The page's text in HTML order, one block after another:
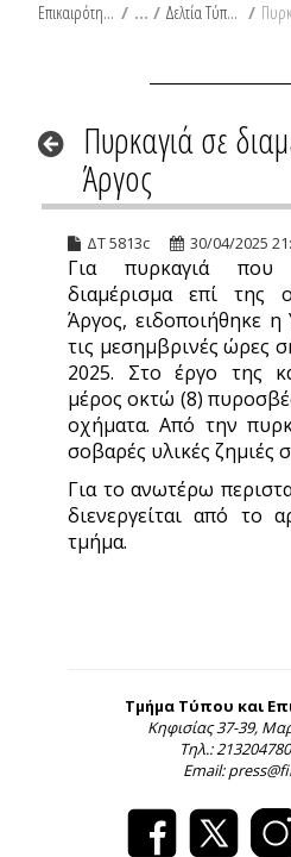
Επικαιρότητα / Δελτία Τύπου /
Πυρκαγιά σε
Άργος
ΔΤ 5813c 30/04/2025
Για πυρκαγιά που
διαμέρισμα επί της
Άργος, ειδοποιήθηκε
τις μεσημβρινές ώρες
2025. Στο έργο της
μέρος οκτώ (8)
οχήματα. Από την
σοβαρές υλικές ζημιές
Για το ανωτέρω
διενεργείται από το
τμήμα.
Τμήμα Τύπου και
Κηφισίας 37-39,
Τηλ.:
Email: